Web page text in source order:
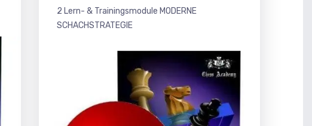
2 Lern- & Trainingsmodule MODERNE
SCHACHSTRATEGIE